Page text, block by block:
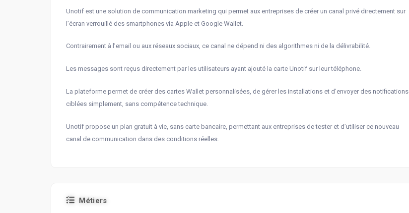
Unotif est une solution de communication marketing qui permet aux entreprises de créer un canal privé directement sur
l’écran verrouillé des smartphones via Apple et Google Wallet.
Contrairement à l’email ou aux réseaux sociaux, ce canal ne dépend ni des algorithmes ni de la délivrabilité.
Les messages sont reçus directement par les utilisateurs ayant ajouté la carte Unotif sur leur téléphone.
La plateforme permet de créer des cartes Wallet personnalisées, de gérer les installations et d’envoyer des notifications
ciblées simplement, sans compétence technique.
Unotif propose un plan gratuit à vie, sans carte bancaire, permettant aux entreprises de tester et d’utiliser ce nouveau
canal de communication dans des conditions réelles.
Métiers